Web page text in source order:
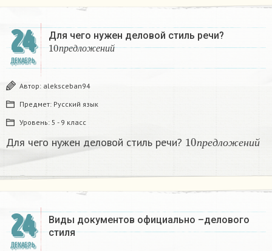
24
ДЕКАБРЬ
Для чего нужен деловой стиль речи?
пр е дл о ж е н и й
10 ед ж н
Автор: aleksceban94
Предмет: Русский язык
Уровень: 5 - 9 класс
Для чего нужен деловой стиль речи? п р е дл о ж е н и й
10 д ий
24
ДЕКАБРЬ
Виды документов официально –делового
стиля